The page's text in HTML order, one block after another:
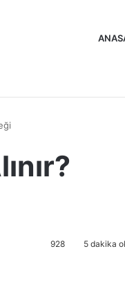
928 5 dakika